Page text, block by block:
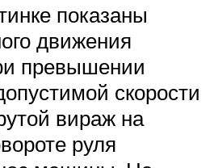
показаны
движения
превышении
скорости
вираж на
руля